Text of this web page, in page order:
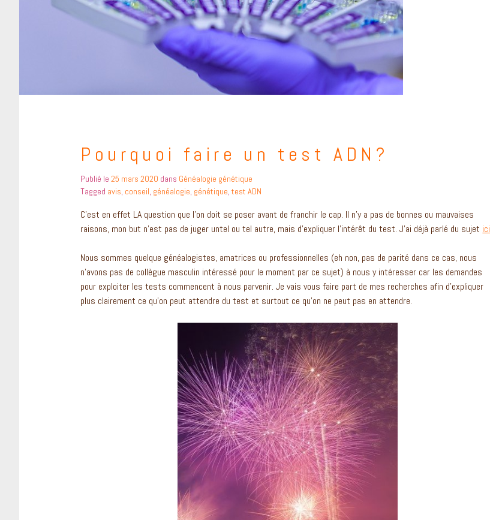
Pourquoi faire un test ADN?
Publié le25 mars 2020 dans Généalogie génétique
Tagged avis, conseil, généalogie, génétique,test ADN
C’est en effet LA question que l’on doit se poser avant de franchir le cap. Il n’y a pas de bonnes ou mauvaises
raisons, mon but n’est pas de juger untel ou tel autre, mais d’expliquer l’intérêt du test. J’ai déjà parlé du sujet ici
Nous sommes quelque généalogistes, amatrices ou professionnelles (eh non, pas de parité dans ce cas, nous
n’avons pas de collègue masculin intéressé pour le moment par ce sujet) à nous y intéresser car les demandes
pour exploiter les tests commencent à nous parvenir. Je vais vous faire part de mes recherches afin d’expliquer
plus clairement ce qu’on peut attendre du test et surtout ce qu’on ne peut pas en attendre.